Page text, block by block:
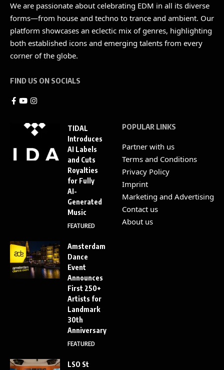
We are passionate about celebrating EDM in all its diverse
forms—from house and techno to trance and ambient. Our
platform showcases an eclectic mix of genres, highlighting
both established icons and emerging talents from every
corner of the globe.
FIND US ON SOCIALS
TIDAL
Introduces
AI Labels
and Cuts
Royalties
for Fully
AI-
Generated
Music
FEATURED
Amsterdam
Dance
Event
Announces
First 250+
Artists for
Landmark
30th
Anniversary
FEATURED
LSO St
POPULAR LINKS
Partner with us
Terms and Conditions
Privacy Policy
Imprint
Marketing and Advertising
Contact us
About us